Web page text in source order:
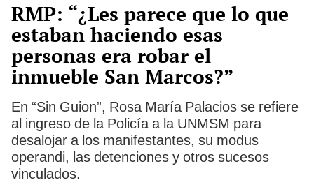
RMP: “¿Les parece que lo que
estaban haciendo esas
personas era robar el
inmueble San Marcos?”
En “Sin Guion”, Rosa María Palacios se refiere
al ingreso de la Policía a la UNMSM para
desalojar a los manifestantes, su modus
operandi, las detenciones y otros sucesos
vinculados.